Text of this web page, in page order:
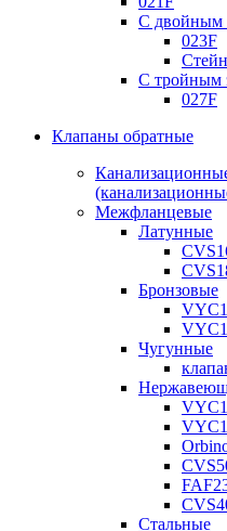
С двойным
023F
С тройным
027F
Клапаны обратные
Межфланцевые
Латунные
Бронзовые
Чугунные
Стальные